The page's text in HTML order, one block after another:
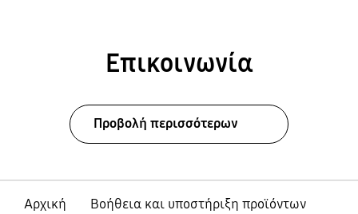
Επικοινωνία
Προβολή περισσότερων
Αρχική
Βοήθεια και υποστήριξη προϊόντων